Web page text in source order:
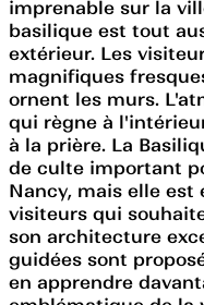
imprenable sur la
basilique est tout
extérieur. Les
magnifiques
ornent les murs.
qui règne à
à la prière. La
de culte important
Nancy, mais elle est
visiteurs qui
son architecture
guidées sont
en apprendre